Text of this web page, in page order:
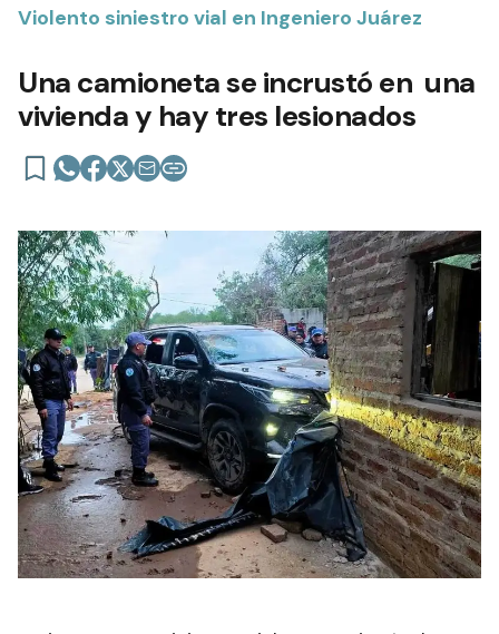
Violento siniestro vial en Ingeniero Juárez
Una camioneta se incrustó en una
vivienda y hay tres lesionados